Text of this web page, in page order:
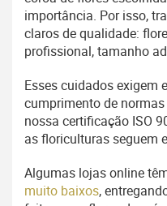
importância. Por isso,
claros de qualidade:
profissional, tamanho
Esses cuidados exigem
cumprimento de
nossa certificação ISO
as floriculturas seguem
Algumas lojas online
muito baixos,